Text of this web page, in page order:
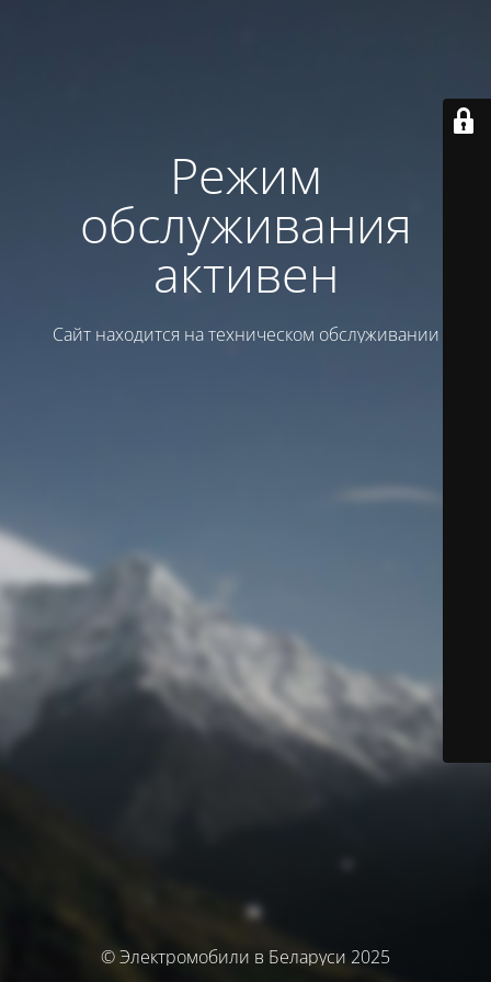
Режим
обслуживания
активен
Сайт находится на техническом обслуживании
© Электромобили в Беларуси 2025